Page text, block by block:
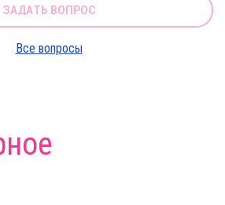
ЗАДАТЬ ВОПРОС
Все вопросы